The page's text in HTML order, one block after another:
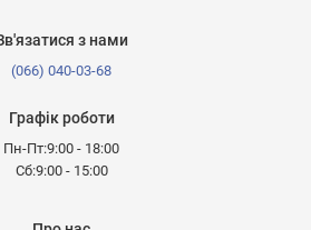
з нами
(066) 040-03-68
Графік роботи
Пн-Пт:9:00 - 18:00
Сб:9:00 - 15:00